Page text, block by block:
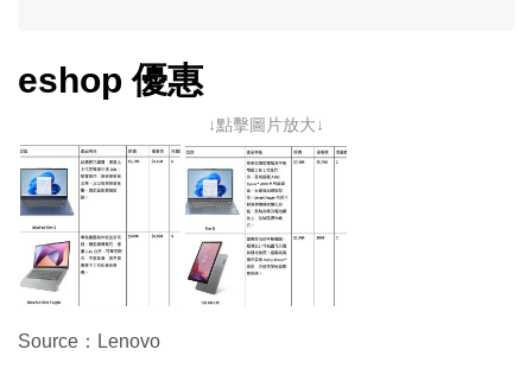
eshop 優惠
↓點擊圖片放大↓
Source：Lenovo